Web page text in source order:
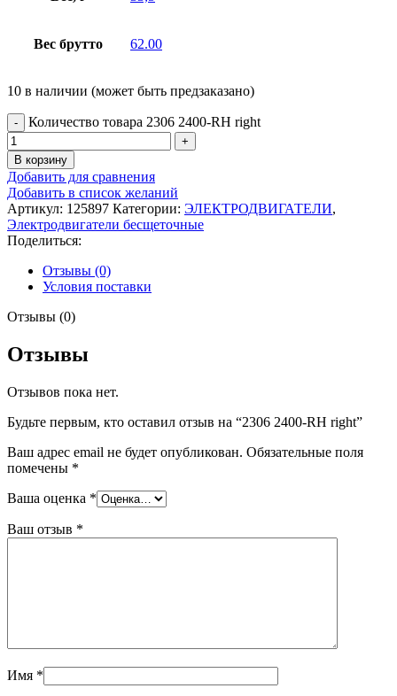
Вес брутто 62.00
10 в наличии (может быть предзаказано)
Количество товара 2306 2400-RH right
В корзину
Добавить для сравнения
Добавить в список желаний
Артикул: 125897 Категории: ЭЛЕКТРОДВИГАТЕЛИ,
Электродвигатели бесщеточные
Поделиться:
Отзывы (0)
Условия поставки
Отзывы (0)
Отзывы
Отзывов пока нет.
Будьте первым, кто оставил отзыв на “2306 2400-RH right”
Ваш адрес email не будет опубликован. Обязательные поля
помечены *
Ваша оценка *
Ваш отзыв *
Имя *